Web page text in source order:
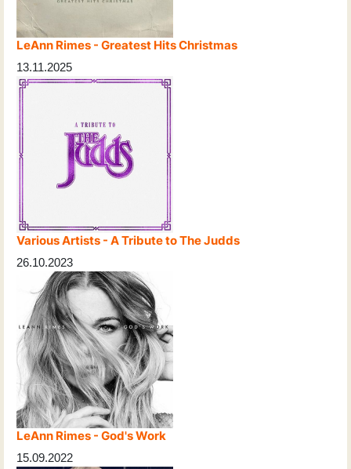
LeAnn Rimes - Greatest Hits Christmas
13.11.2025
Various Artists - A Tribute to The Judds
26.10.2023
LeAnn Rimes - God's Work
15.09.2022